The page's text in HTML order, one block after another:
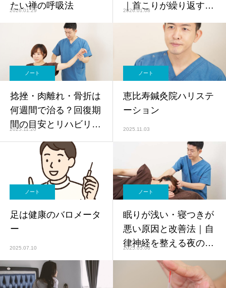
たい禅の呼吸法
2026.01.29
｜首こりが繰り返す原
2026.01.08
ノート
捻挫・肉離れ・骨折は
何週間で治る？回復期
間の目安とリハビリの
2025.11.20
ノート
恵比寿鍼灸院ハリステ
ーション
2025.11.03
ノート
足は健康のバロメータ
ー
2025.07.10
ノート
眠りが浅い・寝つきが
悪い原因と改善法｜自
律神経を整える夜のケ
【鍼灸師監修】
2025.05.06